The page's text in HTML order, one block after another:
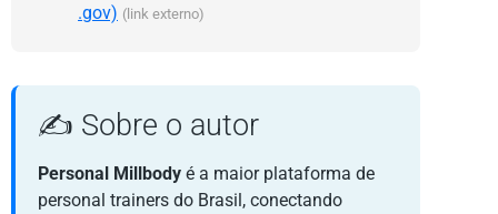
.gov) (link externo)
✍️ Sobre o autor
Personal Millbody é a maior plataforma de
personal trainers do Brasil, conectando